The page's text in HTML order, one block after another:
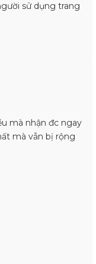
sử dụng trang
mà nhận đc ngay
mà vẫn bị rộng